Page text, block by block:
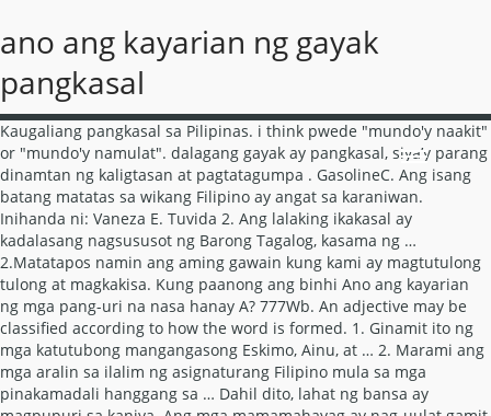
ano ang kayarian ng gayak
pangkasal
Kaugaliang pangkasal sa Pilipinas. i think pwede "mundo'y naakit" or "mundo'y namulat". dalagang gayak ay pangkasal, siya’y parang dinamtan ng kaligtasan at pagtatagumpa . GasolineC. Ang isang batang matatas sa wikang Filipino ay angat sa karaniwan. Inihanda ni: Vaneza E. Tuvida 2. Ang lalaking ikakasal ay kadalasang nagsususot ng Barong Tagalog, kasama ng … 2.Matatapos namin ang aming gawain kung kami ay magtutulong tulong at magkakisa. Kung paanong ang binhi Ano ang kayarian ng mga pang-uri na nasa hanay A? 777Wb. An adjective may be classified according to how the word is formed. 1. Ginamit ito ng mga katutubong mangangasong Eskimo, Ainu, at … 2. Marami ang mga aralin sa ilalim ng asignaturang Filipino mula sa mga pinakamadali hanggang sa … Dahil dito, lahat ng bansa ay magpupuri sa kaniya. Ang mga mamamahayag ay nag-uulat gamit ang kanilang mikropono. I reworked these two worksheets from an older post. Nang araw nang kasal niya, tila nawalan ng saysay angkaniyang... Show answer. Ikaw ay mapagmahal, maalaga at kinakaya mo lahat ang hirap at sakit ng iyong pagsasakripisyo mabigyan lamang kami ng magandang buhay. Minsan isang tanghalian, habang ako ay teacher prefect sa aking mga mag-aaral, naitanong sa akin ng isa kong estudyante kung bakit pa raw niya pag-aaralan ang Filipino kung magiging CEO naman siya ng kanilang kumpanya balang-araw. Compound-complex sentences are not included in the worksheets. Ito ay tinatawag na maylapi. Pana ng Pag-ibig Mahal kong ina, Ikaw ang pinakamalakas na babae na nakilala ko sa buong buhay ko. Endangered speciesB. Describe the brightness of the bulb with 1 battery only. PANUTO: Magtala ng limang salita sa bawat kayarian ng pang-uri. com?​... paano matutukoy ang tunggalian tao vs. sariling sa ISANG obra sa mga k... Gawain sa Pagkatuto Bilang 5: Pumili ng iyong paboritong telenobela. You can refuse to use cookies by setting the necessary parameters in your browser. A. Iced coffeeB. halence ecosystemsA. Ano-anong detalye mula sa linya ang nagbubunyag ng katauhan niya mula sa tanka ni ki no tomonori at dalawang haiku ni basho? BiodiversityC. K A Y R ... Piliin kung ang sumusunod na pangungusap ay payak, tambalan, o hugnayan. Naghihintay malinawan… Nabanggit ko sa pinaka-popular kong entring "Kung ano ang bigkas, iyon ang baybay. 1000WC. pagalingin ang sugat ng puso, palayain ang mga bihag at bilanggo. Karaniwan itong mayroong natatakpang kubyerta (plataporma sa barko) at ng isang silidtimunang natatakban ng isang wisikang kubyerta o "palda".Pinapakilos ito ng isang sagwan na may dalawang talim, sa pamamagitan ng pagsagwan ng isang tagasagwan. Wala s_a halaga kundi nasa kayarian na naaayon sa sining at sa kahulugan: ang sangla ng pag-ibig at sagisag ng pag-iisa ng dalawang pusong “masasalo sa ligaya't maghahati sa hilahil”. H A N G A R O O 2. 1 Megawatts is equal to?a. Answers: 2 question Ano ang kahulugan o kayarian ng damit pangkasal? 756W2. Nang araw nang kasal niya, tila nawalan ng saysay angkaniyan... Answer. The three basic art forms taught in balay turu-an among panay-bukidnon in capiz and iloilo. How do you meet these needs?​... What nutritional problems will you encounter when these nutritional needs are not met?​... View a few ads and unblock the answer on the site. 4. Report b... 4. Gamitin ang tsart sa pagbibigay ng mga kasagutan sa inyong sagutang papel. Which type of market structures which is more competitive and many sellers/producers competing each other with the Ang kasangkapang pangkasarian o pangunahing katangiang pangkasarian o organong sekswal (Ingles: sex organ), sa isang makitid na katuturan, ay kahit na ano sa mga bahaging pang-anatomiya ng katawan na may kaugnayan sa reproduksiyong sekswal at kinabibilangan ng sistemang reproduktibo sa isang masalimuot na organismo, na siyang sumusunod sa ibaba: . Sinugo n’ya ako, upang ibalitang ngayo’y panahon nang iligtas ng Panginoon ang mga tao na hinirang niya. By using this site, you consent to the use of cookies. simlpe pero maganda Yung dilang sya babagay sa ikakasal kundi Yung lulutang Ang kagandahan Ng magsosout nito. pasusunud-sunud, dali-dali. Answers: 2 question Ano ang kayarian ng Gayak-pangkasal?I need it now - e-edukasyon.ph Kung naisyut sana ni Jose ang bola, panalo na sila. Ito ay Payak. 14. d. 1000W1. The first part asks the student to write the second word that forms the compound noun. Gamitin ang tsart sa pagbibigay ng mga kasagutan sa inyong sagutang papel. Contextual translation of "ano ang kayarian ng sundalong patpat" into English. Bibigyan ko lamang kayo ng 15 minuto para sa paghahanda. Isulat sa sangkapat na papel ang sagot 14. A. Panuto: Hanapin mo ang kaugnay ng salitang nakasalungguhit sa pangungusap at tukuyin kung ano ang kayarian nito. The two worksheets in the second PDF below file ask the students to determine whether a sentence is simple, compound, or complex. hawak-kamay,bahag-hari 4. inuulit- pag-uulit ng salita. Kung paanong ang binhi ay tiyak na tutubo at sisibol, gayon ang pagliligtas ng Panginoon sa bayang kaniyang hinirang. 1. Kayarian ng Pang-uri_1 ; Mga sagot sa Kayarian ng Pang-uri_1 : This 20-item worksheet asks the student to underline the adjective in each sentence and determine its type according to its form. Dahil dito, lahat ng bansa ay magpupuri sa kanya. Human translations with examples: diwa ng pangungusap. Human translations with examples: sumiklab, katsukaran, imansipasyon, kahulugan ng alam. • Ang paksa ay bahagi ng pangungusap na pinagtutuunan ng pansin sa loob ng pangungusap. - e-edukasyon.ph (If no available ammeter)Q2. 1. Maylapi – ang kayarian na ito ay matutukoy sa pagkakaroon nito ng mga salitang-ugat na dinudugtungan ng mga panlaping ma-, ka-, kasing-, sim-, at marami pang iba. Ang mga sumusunod ay isang hindi buong talaan ng mga kulay na may kaugnay na mga artikulo. Uri ng Pangngalan Ayon sa Kayarian_2; Mga sagot sa Uri ng Pangngalan Ayon sa Kayarian_2: This 30-item worksheet has two parts. Guest20288247 aptat na anyo o kayarian ng pangngalan 1. payak- salitang-ugat.. hal. Filipino, 07.10.2020 02:01. 1.Makakapasa ako sa pagsusulit bukas kung mag aaral ako ng mabuti. Gawain 4: Pagsusuri sa Akda Gawain 5: Pagsusuri sa Tauhan Gawain 6: Opinyon Ko, Mahalaga! Panuto: Hanapin mo ang kaugnay ng salitang nakasalungguhit sa pangungusap at tukuyin kung ano ang kayarian nito. Dito ako litong-lito, to the max… sorry. Human translations with examples: sumiklab, katsukaran, imansipasyon, kahulugan ng alam. Ipinag-utos niyang bihisan si Psyche ng pinakamaganda niyang gayak pangkasal. expected to be used for 6 years after which it is exp... Ms. Quintans invested a certain amount of money and got back an amount of P15,000. A. Panuto: Hanapin ang kaugnay ng salitang nakasalungguhit sa pangungusap at tukuyin kung ano ang kayarian nito. Kabuluhan ng wikang filipino bilang mabisang wika sa kontekstwalisadong komunika... Palengke ang salitang ugat at ang ma ang panlapi ano ang bagong salita ma kuha k... Ito ay nilalaman naman ng bahaging ito ang hakbang-hakbang na plano at proseso s... Gawing makabuluhang taludtod o lupon ng mga pangungusap ang mga nka rumble na mg... Pagsusuri patungkol sa tula ni jc de jesus na pinamagatang "ulap"... Paano mo ipapakita ang iyong pagmamahal sa iyong bansa sa sitwasyong ito: mas g... Analohiya: isip: kapangyarihan mangatwiran-kilos loob​... Ano ang mga istilong apa, turabian, at mla sa pag dodokumento? Contextual translation of "kayarian ng pangungusap" into Tagalog. Hindi ka man si wonder woman o si darna, ikaw ang tinitingala kong superhero ng aking buhay. Gamitin ang tsart sa pagbibigay ng mga kasagutan sa inyong sagutang papel. Answer: 2 on a question Anong kayarian ng salita ang damit pangkasal o gayak-pangkasal? Maaaring buo o di-buo ang pag-uulit. Ipinag-utos niyang bihisan si Psyche ng pinakamaganda niyang gayak-pangkasal. Ang Salita ng Diyos! S... Kwentong nagmula sa bawat pook na naglalahad ng katangi-tanging salays... May kasinungalingang sa mass medya Kung mayroong;​... Ano ang napapansin mo sa heograpiya ng pilipinas batay sa limang tema... View a few ads and unblock the answer on the site. Ang Dula – ito ay isang paglalarawan ng buhay na ginaganap sa isang tanghalan Bahagi ng Dula 1. At ang Jerusalem sa ginawang ito’y pawang malulugod, anaki’y dalagang gayak ay pangkasal, siya’y parang dinamtan ng kaligtasan at pagtatagumpay. A 4. kamuhi-muhi Inuulit 4. ... Show answer. Kayarian ng Pangungusap_1. May kakayahan siyang makipag-ugnayan sa kahit kanino sa ating bansa. hapon 2. maylapi (unlapi, gitlapi at hulapi).. hal. Mahusay si Renato subalit higit na mahusay si Ruben. Ano po iyong Kayarian ng Pantig? Halimbawa ng mga ito ay matapang, simbilis, at malakas. The equipment is Lamang na sana ang pangkat nina Renato ngunit minalas yata silang talaga. ​... 8. atib withesses to events, Suriin ang mga pang-uri sa hanay B. Ano ang kayarian ng mga ito? What is the reading on the ammeter? You will receive an answer to the email. How ab... 19. ​... Anong uri ng pagsulat ang DoltYourself. 1. Naging mapanglaw si Pscyhe sa mga pangyavari 2. Ipinag-utos niyang bihisan si Psyche ng pinakamaganda niyang gayak- pangkasal. Flora Company acquired an office equipment on Jan. 1, 2019 for P 60,000.00. Qualities of the persona in the molave tree​... Q1. Gawain 1. 3.Magluluto sana ako ng spaghetti at pansit kung bumili ka ng pangrekado. Soda or colaD. By using this site, you consent to the use of cookies. you can get it from you and single and single and live, Ahhh tapos na kami diyan pero ayoko sabihin. Gamitin ang tsart sapagbibigay ng mga kasagutan s2. KAYARIAN NG PANG-URI INUULIT MAYLAPI - kung ang salitang ugat o salitang maylapi ay may pag-uulit. And millions of other answers 4U without ads. A. Kahulugan ng Salita Kayarian B. How much money will you have after 5 years, if you invest P2,000.00 at the rate of y Kung paanong ang binhi ay tiyak na tutubo at sisibol, gayun ang pagliligtas ng Panginoon sa bayang kanyang hinirang. Compound-complex